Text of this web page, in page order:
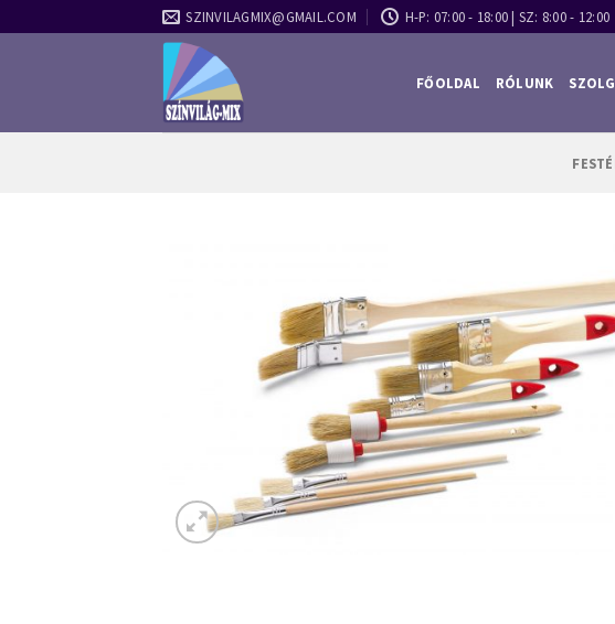
to
SZINVILAGMIX@GMAIL.COM H-P: 07:00 - 18:00 | SZ: 8:00 - 12:00
FŐOLDAL RÓLUNK